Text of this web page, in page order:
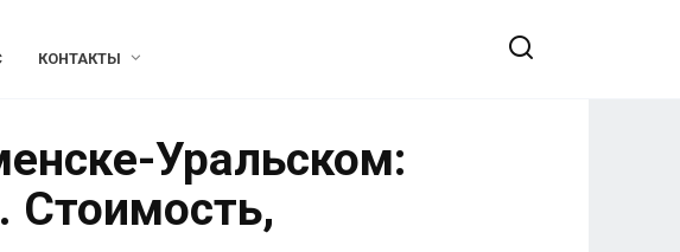
КОНТАКТЫ
Уральском:
Стоимость,